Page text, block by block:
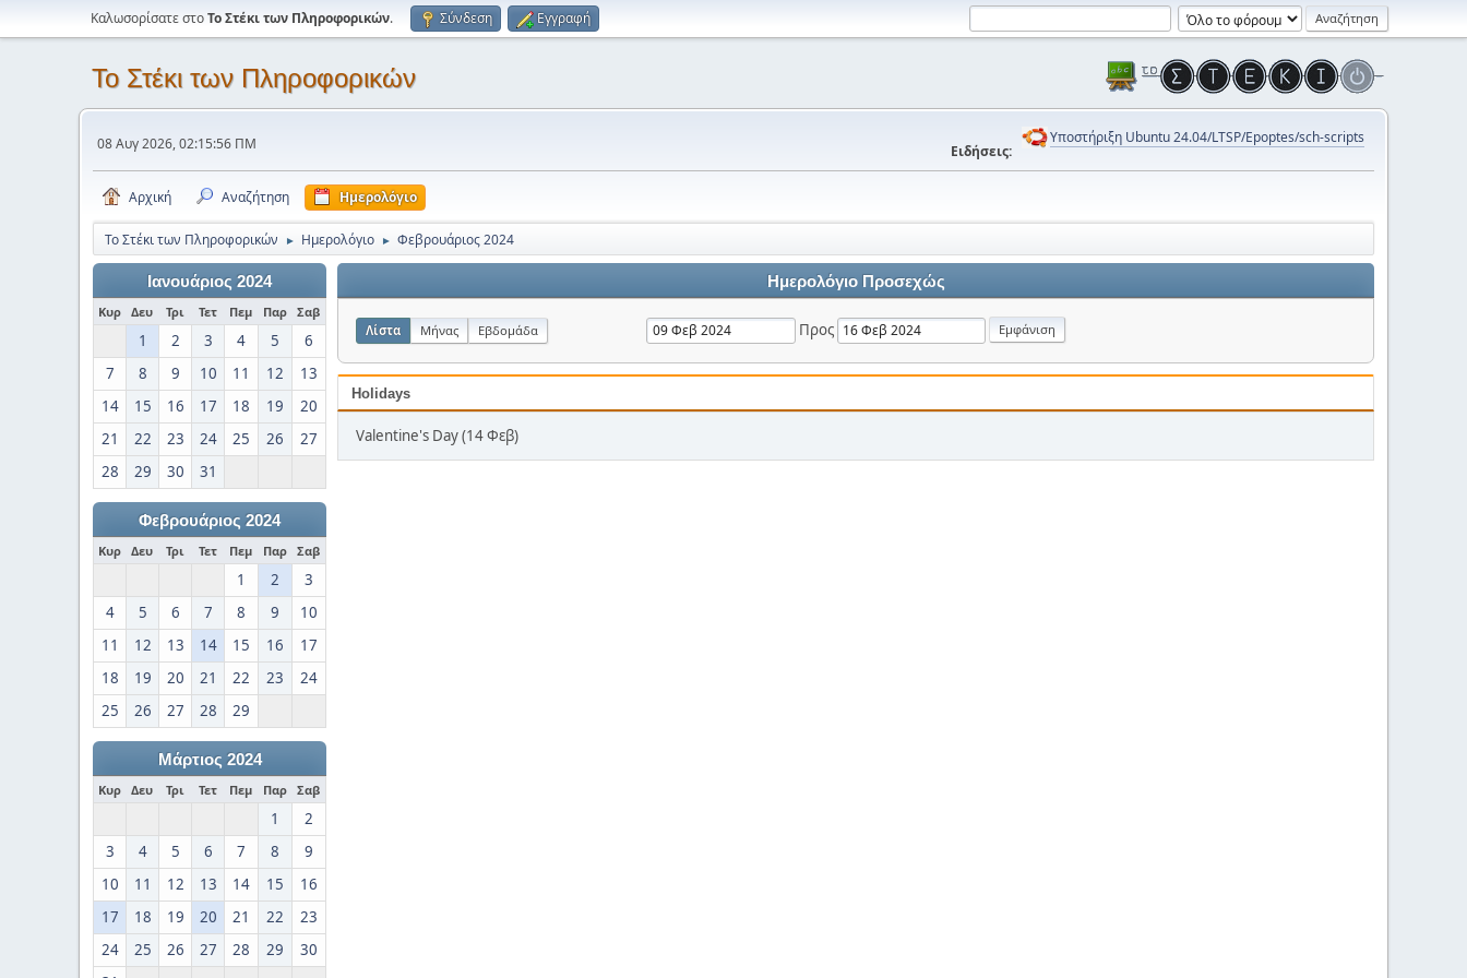
Καλωσορίσατε στοΤο Στέκι των Πληροφορικών. Σύνδεση Εγγραφή
Το Στέκι των Πληροφορικών
08 Αυγ 2026, 02:15:56 ΠΜ Ειδήσεις:
Υποστήριξη Ubuntu 24.04/LTSP/Epoptes/sch-scripts
Αρχική Αναζήτηση Ημερολόγιο
Το Στέκι των Πληροφορικών ► Ημερολόγιο ► Φεβρουάριος 2024
Ιανουάριος 2024
Κυρ Δευ Τρι Τετ Πεμ Παρ Σαβ
1 2 3 4 5
6
7
8 9 10 11 12
13
14
15 16 17 18 19
20
21
22 23 24 25 26
27
28
29 30 31
Φεβρουάριος 2024
Κυρ Δευ Τρι Τετ Πεμ Παρ Σαβ
1 2
3
4
5 6 7 8 9
10
11
12 13 14 15 16
17
18
19 20 21 22 23
24
25
26 27 28 29
Μάρτιος 2024
Κυρ Δευ Τρι Τετ Πεμ Παρ Σαβ
1
2
3
4 5 6 7 8
9
10
11 12 13 14 15
16
17
18 19 20 21 22
23
24
25 26 27 28 29
30
Ημερολόγιο Προσεχώς
Λίστα Μήνας Εβδομάδα Προς
Holidays
Valentine's Day (14 Φεβ)